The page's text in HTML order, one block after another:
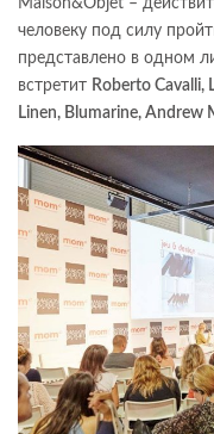
человеку под силу
представлено в одном
встретит Roberto Cavalli,
Linen, Blumarine, Andrew